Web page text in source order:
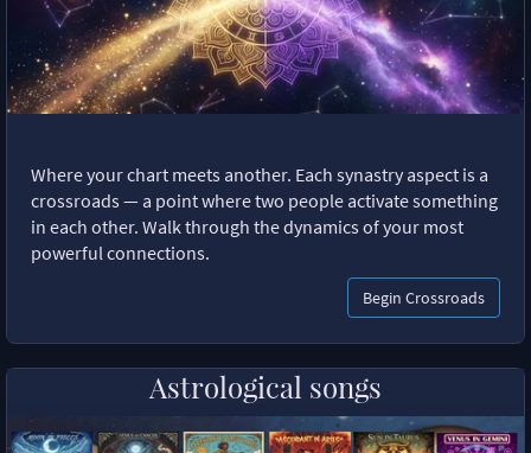
Where your chart meets another. Each synastry aspect is a
crossroads — a point where two people activate something
in each other. Walk through the dynamics of your most
powerful connections.
Begin Crossroads
Astrological songs